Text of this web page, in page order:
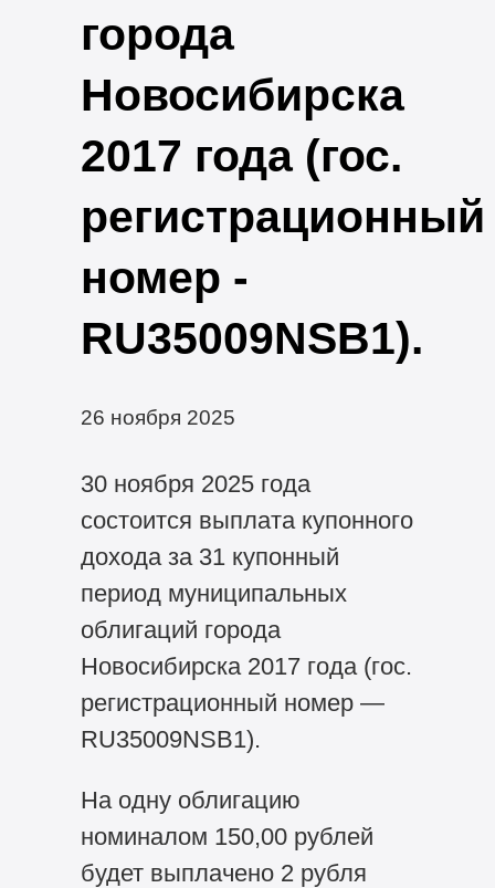
города
Новосибирска
2017 года (гос.
регистрационный
номер -
RU35009NSB1).
26 ноября 2025
30 ноября 2025 года
состоится выплата купонного
дохода за 31 купонный
период муниципальных
облигаций города
Новосибирска 2017 года (гос.
регистрационный номер —
RU35009NSB1).
На одну облигацию
номиналом 150,00 рублей
будет выплачено 2 рубля